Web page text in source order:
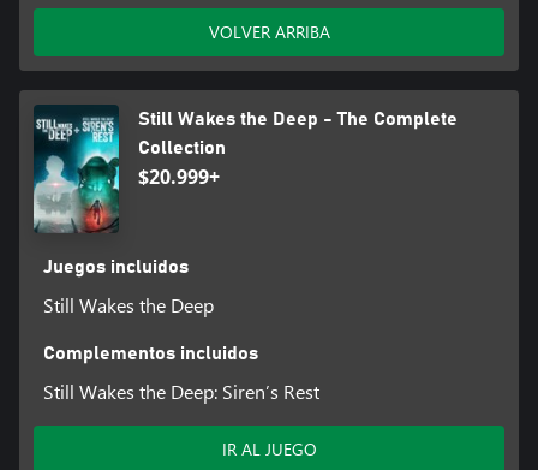
VOLVER ARRIBA
Still Wakes the Deep - The Complete
Collection
$20.999+
Juegos incluidos
Still Wakes the Deep
Complementos incluidos
Still Wakes the Deep: Siren’s Rest
IR AL JUEGO